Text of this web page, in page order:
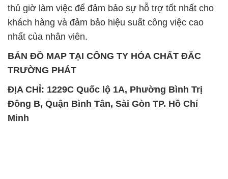
thủ giờ làm việc để đảm bảo sự hỗ trợ tốt nhất cho
khách hàng và đảm bảo hiệu suất công việc cao
nhất của nhân viên.
BẢN ĐỒ MAP TẠI CÔNG TY HÓA CHẤT ĐẮC
TRƯỜNG PHÁT
ĐỊA CHỈ: 1229C Quốc lộ 1A, Phường Bình Trị
Đông B, Quận Bình Tân, Sài Gòn TP. Hồ Chí
Minh